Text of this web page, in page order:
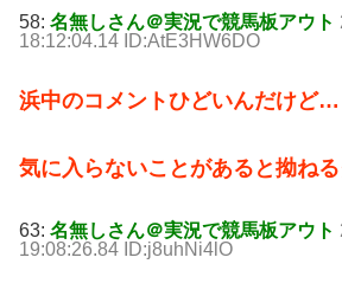
58: 名無しさん＠実況で競馬板アウト
18:12:04.14 ID:AtE3HW6DO
浜中のコメントひどいんだけど…
気に入らないことがあると拗ねる
63: 名無しさん＠実況で競馬板アウト
19:08:26.84 ID:j8uhNi4lO